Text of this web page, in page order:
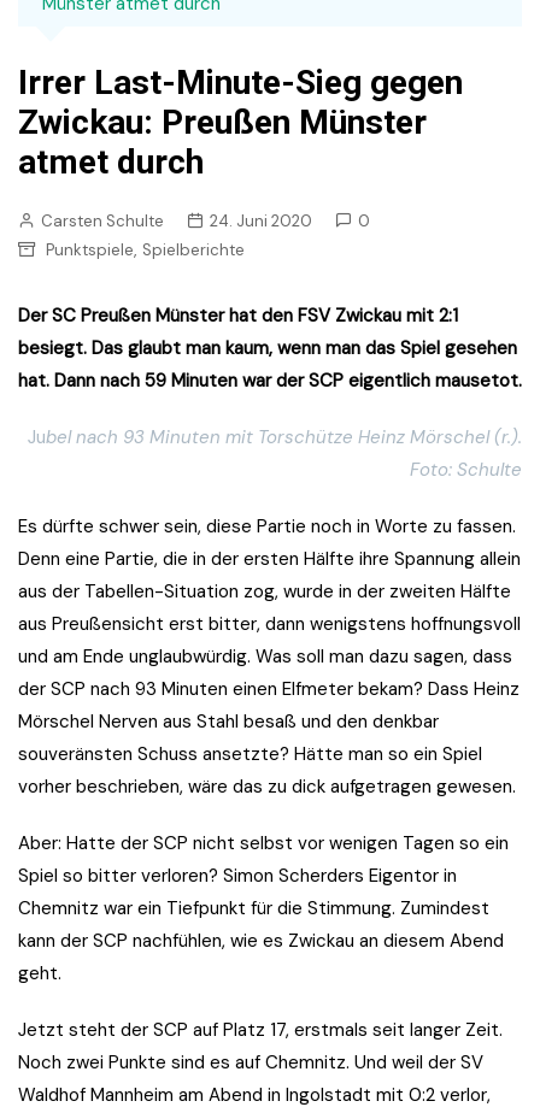
Irrer Last-Minute-Sieg gegen
Zwickau: Preußen Münster
atmet durch
Carsten Schulte 24. Juni 2020
0
Punktspiele, Spielberichte
Der SC Preußen Münster hat den FSV Zwickau mit 2:1
besiegt. Das glaubt man kaum, wenn man das Spiel gesehen
hat. Dann nach 59 Minuten war der SCP eigentlich mausetot.
Jubel nach 93 Minuten mit Torschütze Heinz Mörschel (r.).
Foto: Schulte
Es dürfte schwer sein, diese Partie noch in Worte zu fassen.
Denn eine Partie, die in der ersten Hälfte ihre Spannung allein
aus der Tabellen-Situation zog, wurde in der zweiten Hälfte
aus Preußensicht erst bitter, dann wenigstens hoffnungsvoll
und am Ende unglaubwürdig. Was soll man dazu sagen, dass
der SCP nach 93 Minuten einen Elfmeter bekam? Dass Heinz
Mörschel Nerven aus Stahl besaß und den denkbar
souveränsten Schuss ansetzte? Hätte man so ein Spiel
vorher beschrieben, wäre das zu dick aufgetragen gewesen.
Aber: Hatte der SCP nicht selbst vor wenigen Tagen so ein
Spiel so bitter verloren? Simon Scherders Eigentor in
Chemnitz war ein Tiefpunkt für die Stimmung. Zumindest
kann der SCP nachfühlen, wie es Zwickau an diesem Abend
geht.
Jetzt steht der SCP auf Platz 17, erstmals seit langer Zeit.
Noch zwei Punkte sind es auf Chemnitz. Und weil der SV
Waldhof Mannheim am Abend in Ingolstadt mit 0:2 verlor,